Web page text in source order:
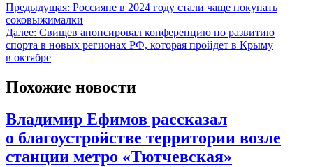
Предыдущая: Россияне в 2024 году стали чаще покупать
соковыжималки
Далее: Свищев анонсировал конференцию по развитию
спорта в новых регионах РФ, которая пройдет в Крыму
в октябре
Похожие новости
Владимир Ефимов рассказал
о благоустройстве территории возле
станции метро «Тютчевская»